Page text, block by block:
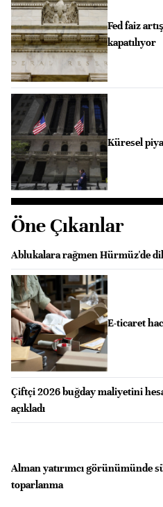
Fed faiz
kapatılıyor
Küresel
Öne Çıkanlar
Ablukalara rağmen Hürmüz'de
E-ticaret
Çiftçi 2026 buğday maliyetini
açıkladı
Alman yatırımcı görünümünde
toparlanma